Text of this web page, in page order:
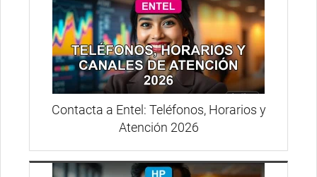
Contacta a Entel: Teléfonos, Horarios y
Atención 2026